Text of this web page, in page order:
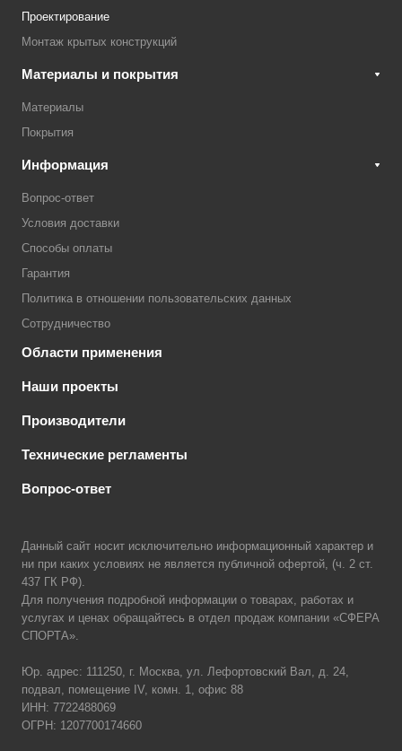
Проектирование
Монтаж крытых конструкций
Материалы и покрытия
Материалы
Покрытия
Информация
Вопрос-ответ
Условия доставки
Способы оплаты
Гарантия
Политика в отношении пользовательских данных
Сотрудничество
Области применения
Наши проекты
Производители
Технические регламенты
Вопрос-ответ
Данный сайт носит исключительно информационный характер и
ни при каких условиях не является публичной офертой, (ч. 2 ст.
437 ГК РФ).
Для получения подробной информации о товарах, работах и
услугах и ценах обращайтесь в отдел продаж компании «СФЕРА
СПОРТА».
Юр. адрес: 111250, г. Москва, ул. Лефортовский Вал, д. 24,
подвал, помещение IV, комн. 1, офис 88
ИНН: 7722488069
ОГРН: 1207700174660